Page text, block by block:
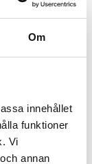
Om
innehållet
funktioner
Vi
annan